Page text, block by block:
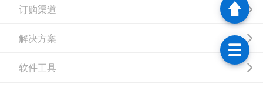
订购渠道
解决方案
软件工具